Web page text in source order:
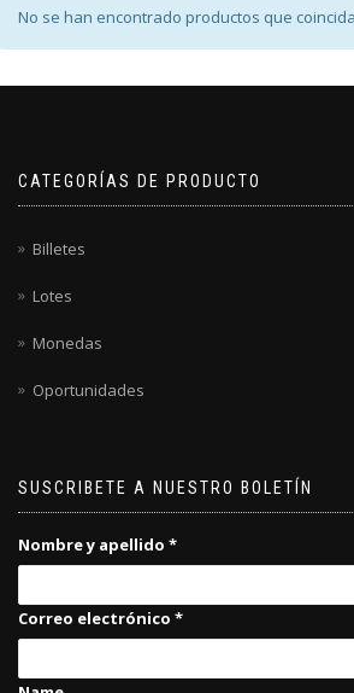
No se han encontrado productos que
CATEGORÍAS DE PRODUCTO
Billetes
Lotes
Monedas
Oportunidades
SUSCRIBETE A NUESTRO BOLETÍN
Nombre y apellido *
Correo electrónico *